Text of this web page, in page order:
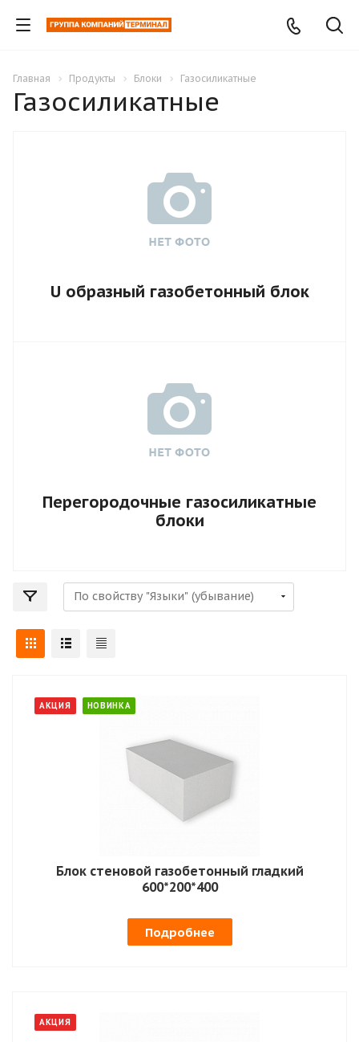
Главная Продукты Блоки Газосиликатные
Газосиликатные
U образный газобетонный блок
Перегородочные газосиликатные
блоки
АКЦИЯ НОВИНКА
Блок стеновой газобетонный гладкий
600*200*400
Подробнее
АКЦИЯ